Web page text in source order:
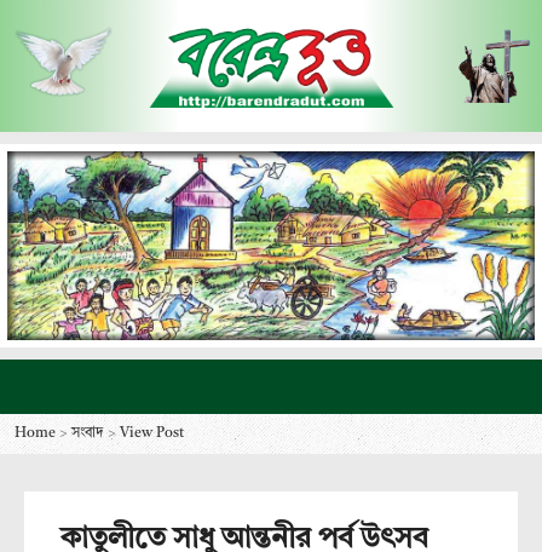
Home > সংবাদ >View Post
কাতুলীতে সাধু আন্তনীর পর্ব উৎসব